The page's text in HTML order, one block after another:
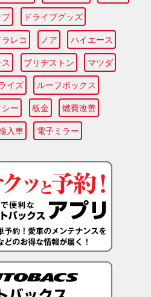
プ ドライブグッズ
ラレコ ノア ハイエース
ブリヂストン マツダ
イズ ルーフボックス
ー 板金 燃費改善
入車 電子ミラー